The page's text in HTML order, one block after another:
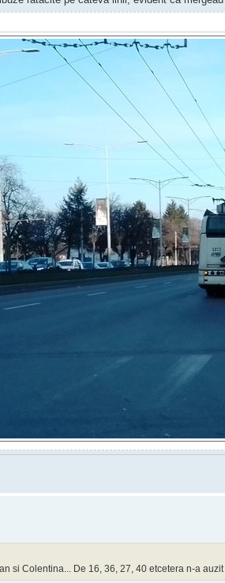
si Colentina... De 16, 36, 27, 40 etcetera n-a